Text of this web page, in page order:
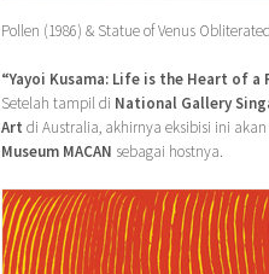
Pollen (1986) & Statue of Venus
“Yayoi Kusama: Life is the Heart of a
Setelah tampil di National Gallery
Art di Australia, akhirnya eksibisi ini
Museum MACAN sebagai hostnya.